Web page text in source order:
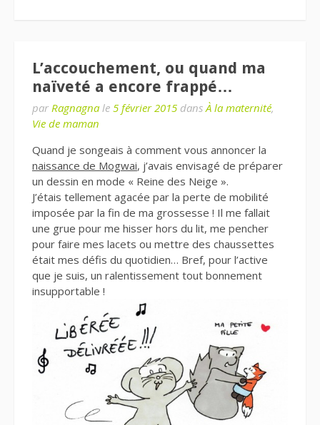
L’accouchement, ou quand ma
naïveté a encore frappé…
par Ragnagna le 5 février 2015 dansÀ la maternité,
Vie de maman
Quand je songeais à comment vous annoncer la
naissance de Mogwai, j’avais envisagé de préparer
un dessin en mode « Reine des Neige ».
J’étais tellement agacée par la perte de mobilité
imposée par la fin de ma grossesse ! Il me fallait
une grue pour me hisser hors du lit, me pencher
pour faire mes lacets ou mettre des chaussettes
était mes défis du quotidien… Bref, pour l’active
que je suis, un ralentissement tout bonnement
insupportable !